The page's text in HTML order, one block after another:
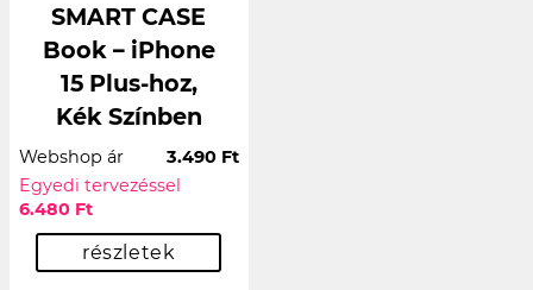
SMART CASE
Book – iPhone
15 Plus-hoz,
Kék Színben
Webshop ár
3.490 Ft
Egyedi tervezéssel
6.480 Ft
részletek